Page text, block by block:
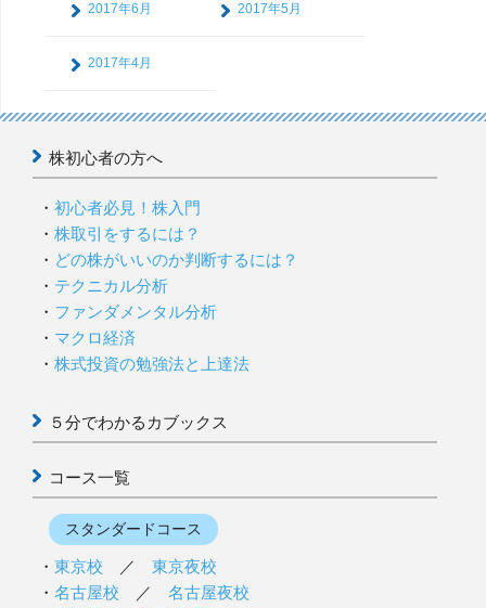
2017年6月 2017年5月
2017年4月
株初心者の方へ
初心者必見！株入門
株取引をするには？
どの株がいいのか判断するには？
テクニカル分析
ファンダメンタル分析
マクロ経済
株式投資の勉強法と上達法
５分でわかるカブックス
コース一覧
スタンダードコース
東京校 ／ 東京夜校
名古屋校 ／ 名古屋夜校